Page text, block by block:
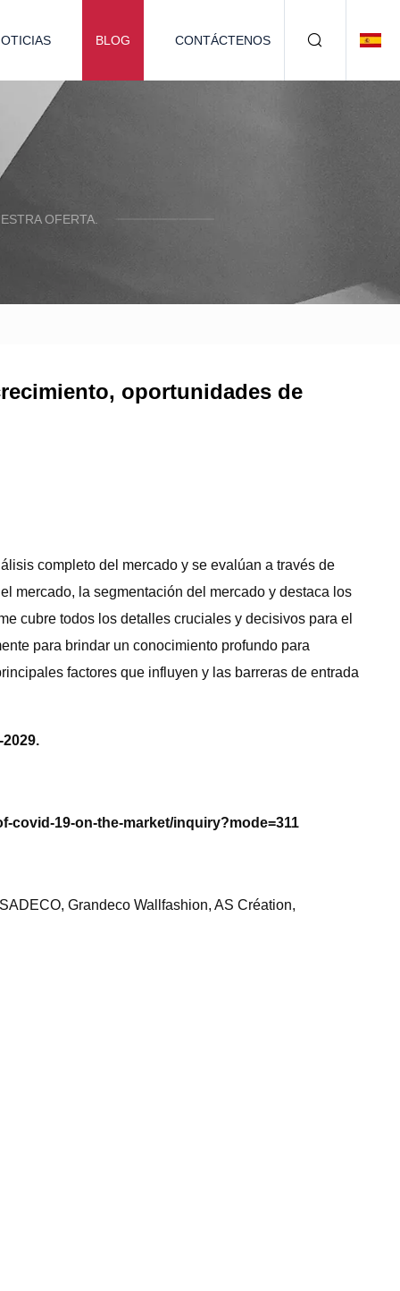
BLOG CONTÁCTENOS
OFERTA.
oportunidades de
completo del mercado y se evalúan a través de
mercado, la segmentación del mercado y destaca los
cubre todos los detalles cruciales y decisivos para el
para brindar un conocimiento profundo para
factores que influyen y las barreras de entrada
covid-19-on-the-market/inquiry?mode=311
Grandeco Wallfashion, AS Création,